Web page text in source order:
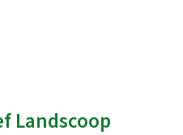
Landscoop